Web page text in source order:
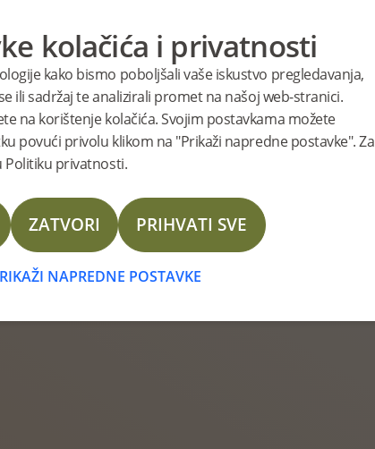
VODIČ ZA PODOVE
kolačića i privatnosti
kako bismo poboljšali vaše iskustvo pregledavanja,
ili sadržaj te analizirali promet na našoj web-stranici.
na korištenje kolačića. Svojim postavkama možete
povući privolu klikom na "Prikaži napredne postavke". Za
Politiku privatnosti.
ZATVORI PRIHVATI SVE
NAPREDNE POSTAVKE